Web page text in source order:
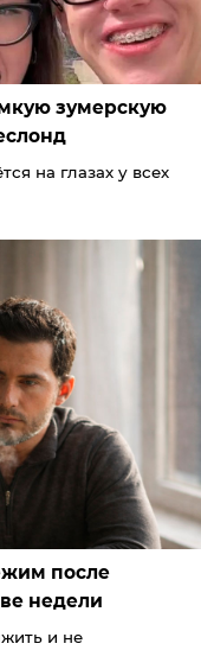
зумерскую
на глазах у всех
после
недели
и не